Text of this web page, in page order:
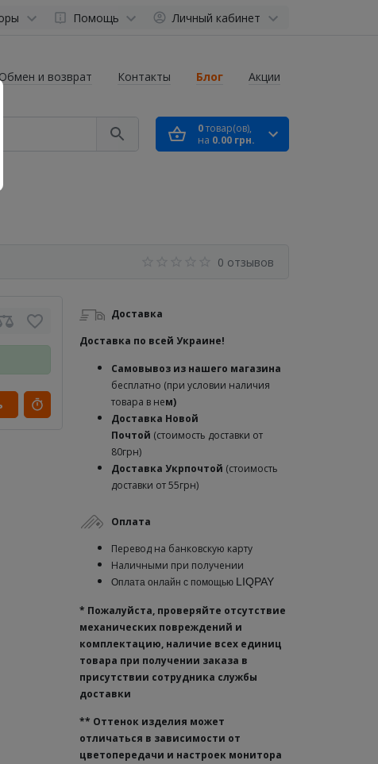
Помощь Личный кабинет
и возврат Контакты Блог Акции
0товар(ов),
на 0.00 грн.
0 отзывов
Доставка
Доставка по всей Украине!
Самовывоз из нашего магазина
бесплатно (при условии наличия
товара в нем)
Доставка Новой
Почтой (стоимость доставки от
80грн)
Доставка Укрпочтой (стоимость
доставки от 55грн)
Оплата
Перевод на банковскую карту
Наличными при получении
Оплата онлайн с помощью LIQPAY
* Пожалуйста, проверяйте отсутствие
механических повреждений и
комплектацию, наличие всех единиц
товара при получении заказа в
присутствии сотрудника службы
доставки
** Оттенок изделия может
отличаться в зависимости от
цветопередачи и настроек монитора